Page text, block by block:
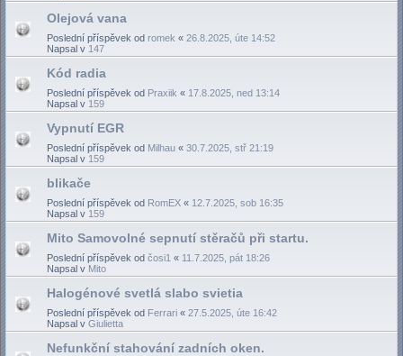
Olejová vana
Poslední příspěvek od romek « 26.8.2025, úte 14:52
Napsal v 147
Kód radia
Poslední příspěvek od Praxiik « 17.8.2025, ned 13:14
Napsal v 159
Vypnutí EGR
Poslední příspěvek od Milhau « 30.7.2025, stř 21:19
Napsal v 159
blikače
Poslední příspěvek od RomEX « 12.7.2025, sob 16:35
Napsal v 159
Mito Samovolné sepnutí stěračů při startu.
Poslední příspěvek od čosi1 « 11.7.2025, pát 18:26
Napsal v Mito
Halogénové svetlá slabo svietia
Poslední příspěvek od Ferrari « 27.5.2025, úte 16:42
Napsal v Giulietta
Nefunkční stahování zadních oken.